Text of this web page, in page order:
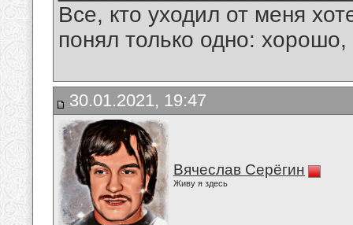
Все, кто уходил от меня
понял только одно:
30.01.2021, 19:47
Вячеслав Серёгин
Живу я здесь